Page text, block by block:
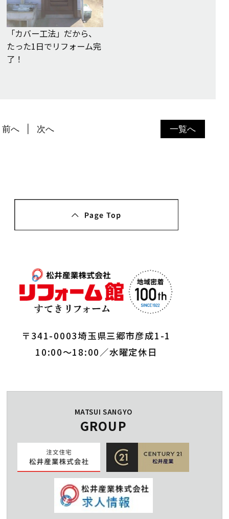
「カバー工法」だから、
たった1日でリフォーム完
了！
一覧へ
前へ 次へ
〒341-0003埼玉県三郷市彦成1-1
10:00～18:00／水曜定休日
MATSUI SANGYO
GROUP